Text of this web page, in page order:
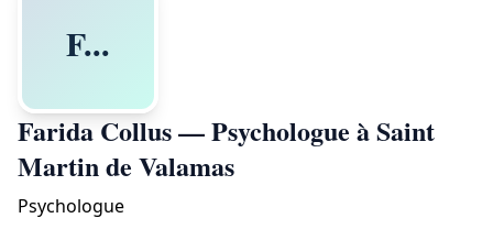
F...
Farida Collus — Psychologue à Saint
Martin de Valamas
Psychologue